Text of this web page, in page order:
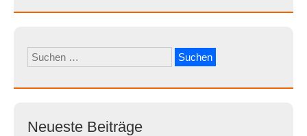
Suchen
nach:
Neueste Beiträge